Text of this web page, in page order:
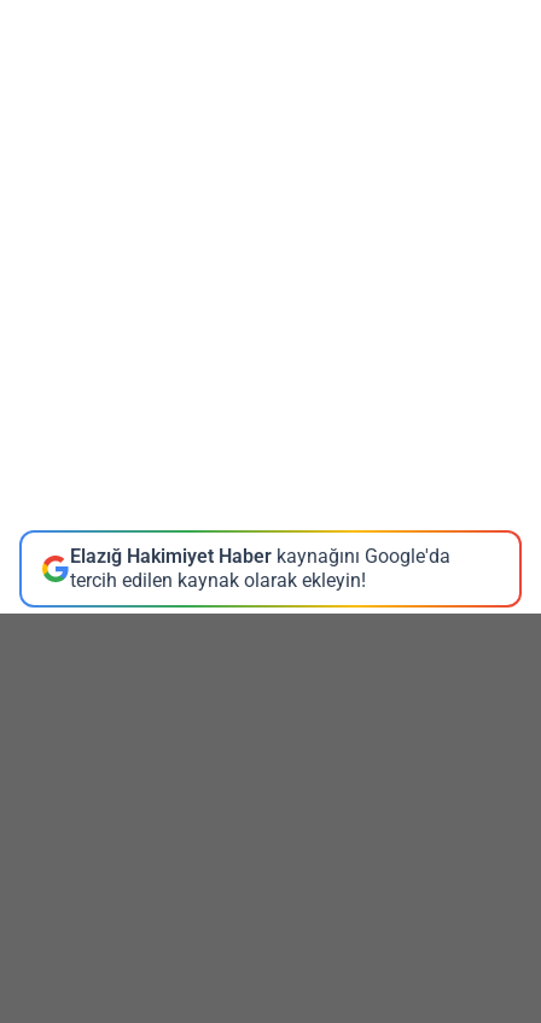
Elazığ Hakimiyet Haber kaynağını Google'da
tercih edilen kaynak olarak ekleyin!